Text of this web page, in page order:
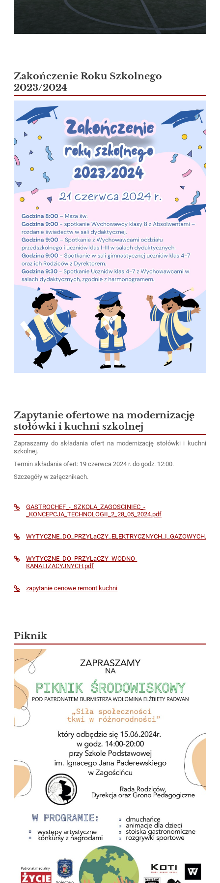
Zakończenie Roku Szkolnego
2023/2024
Zapytanie ofertowe na modernizację
stołówki i kuchni szkolnej
Zapraszamy do składania ofert na modernizację stołówki i kuchni
szkolnej.
Termin składania ofert: 19 czerwca 2024 r. do godz. 12:00.
Szczegóły w załącznikach.
GASTROCHEF_-_SZKOLA_ZAGOSCINIEC_-
_KONCEPCJA_TECHNOLOGII_2_28_05_2024.pdf
WYTYCZNE_DO_PRZYLaCZY_ELEKTRYCZNYCH_I_GAZOWYCH.pdf
WYTYCZNE_DO_PRZYLaCZY_WODNO-
KANALIZACYJNYCH.pdf
zapytanie cenowe remont kuchni
Piknik